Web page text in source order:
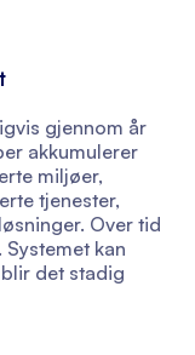
gjennom år
akkumulerer
miljøer,
tjenester,
Over tid
kan
det stadig